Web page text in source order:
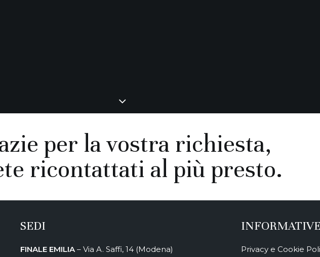
per la vostra richiesta,
ricontattati al più presto.
SEDI
FINALE EMILIA – Via A. Saffi, 14 (Modena)
Privacy e Cookie